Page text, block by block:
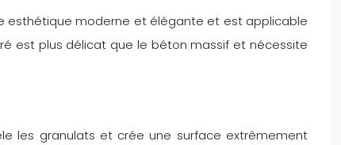
esthétique moderne et élégante et est applicable
est plus délicat que le béton massif et nécessite
les granulats et crée une surface extrêmement